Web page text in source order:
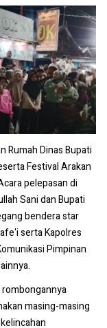
Rumah Dinas Bupati
Festival Arakan
pelepasan di
Sani dan Bupati
bendera star
serta Kapolres
Pimpinan
rombongannya
masing-masing